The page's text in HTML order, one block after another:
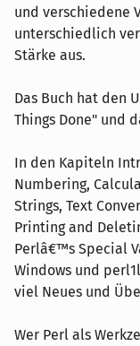
und verschiedene
unterschiedlich
Stärke aus.
Das Buch hat den
Things Done" und
In den Kapiteln
Numbering,
Strings, Text
Printing and
Perlâ€™s Special
Windows und
viel Neues und
Wer Perl als